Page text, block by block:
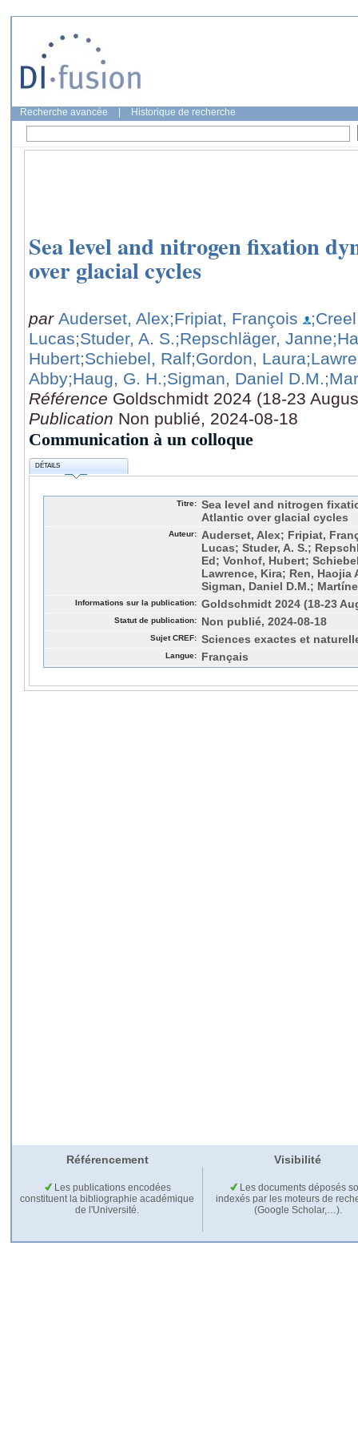
Recherche avancée Historique de recherche
Sea level and nitrogen fixation
over glacial cycles
par Auderset, Alex;Fripiat, François
Lucas;Studer, A. S.;Repschläger, Janne
Hubert;Schiebel, Ralf;Gordon, Laura
Abby;Haug, G. H.;Sigman, Daniel D.M.
Référence Goldschmidt 2024 (18-23
Publication Non publié, 2024-08-18
Communication à un colloque
DÉTAILS
Titre: Sea level and nitrogen
Atlantic over glacial cycles
Auteur:
Auderset, Alex; Fripiat,
Lucas; Studer, A. S.;
Ed; Vonhof, Hubert;
Lawrence, Kira; Ren, Haojia
Sigman, Daniel D.M.;
Informations sur la publication: Goldschmidt 2024 (18-23
Statut de publication: Non publié, 2024-08-18
Sujet CREF: Sciences exactes et
Langue: Français
Référencement Visibilité
Les publications encodées
constituent la bibliographie académique
de l'Université.
Les documents déposés
indexés par les moteurs de
(Google Scholar,…).